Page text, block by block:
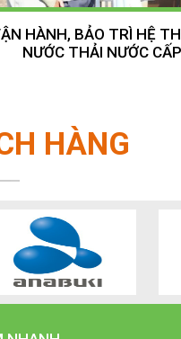
HÀNH, BẢO TRÌ HỆ
NƯỚC THẢI NƯỚC CẤP
HÀNG